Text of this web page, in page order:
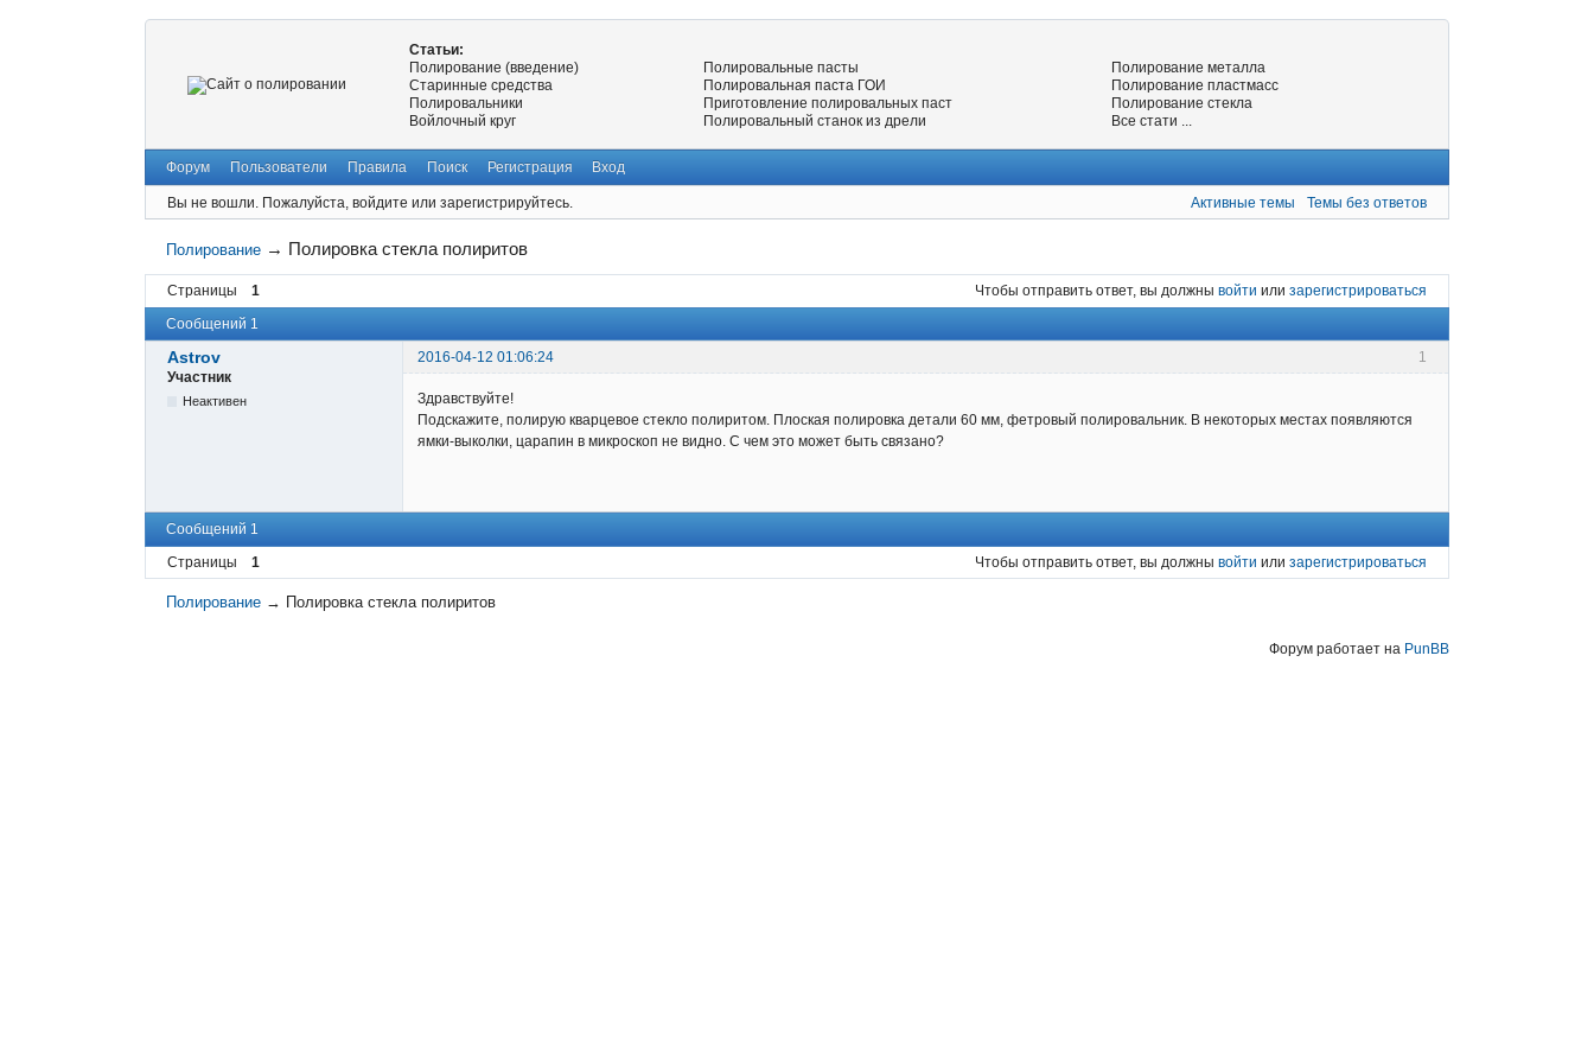
Статьи:
Полирование (введение)
Старинные средства
Полировальники
Войлочный круг
Полировальные пасты
Полировальная паста ГОИ
Приготовление полировальных паст
Полировальный станок из дрели
Полирование металла
Полирование пластмасс
Полирование стекла
Все стати ...
Форум Пользователи Правила Поиск Регистрация Вход
Вы не вошли. Пожалуйста, войдите или зарегистрируйтесь. Активные темы Темы без ответов
Полирование → Полировка стекла полиритов
Страницы 1 Чтобы отправить ответ, вы должны войти или зарегистрироваться
Сообщений 1
1
Astrov
2016-04-12 01:06:24
Участник
Неактивен
Здравствуйте!
Подскажите, полирую кварцевое стекло полиритом. Плоская полировка детали 60 мм, фетровый полировальник. В некоторых местах появляются
ямки-выколки, царапин в микроскоп не видно. С чем это может быть связано?
Сообщений 1
Страницы
1 Чтобы отправить ответ, вы должны войти или зарегистрироваться
Полирование → Полировка стекла полиритов
Форум работает на PunBB